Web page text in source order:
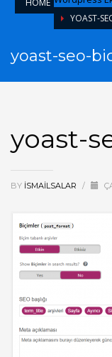
YOAST-
yoast-seo-
yoast-
BY ISMAILSALAR /